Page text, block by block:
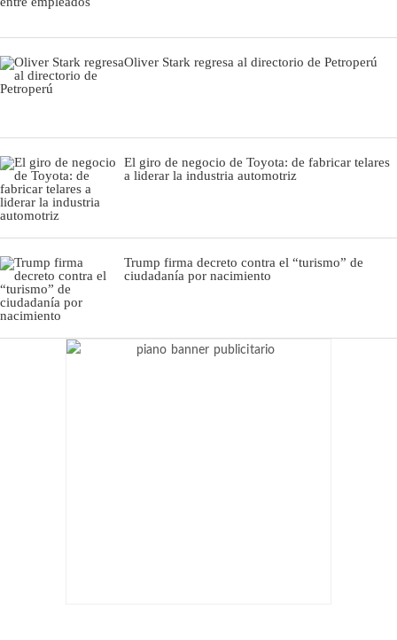
Oliver Stark regresa al directorio de Petroperú
El giro de negocio de Toyota: de fabricar telares
a liderar la industria automotriz
Trump firma decreto contra el “turismo” de
ciudadanía por nacimiento